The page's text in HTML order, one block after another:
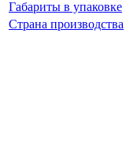
Габариты в упаковке
Страна производства